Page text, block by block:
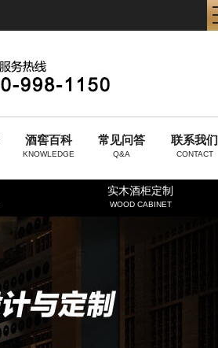
酒窖百科
KNOWLEDGE
常见问答
Q&A
联系我们
CONTACT
实木酒柜定制
WOOD CABINET